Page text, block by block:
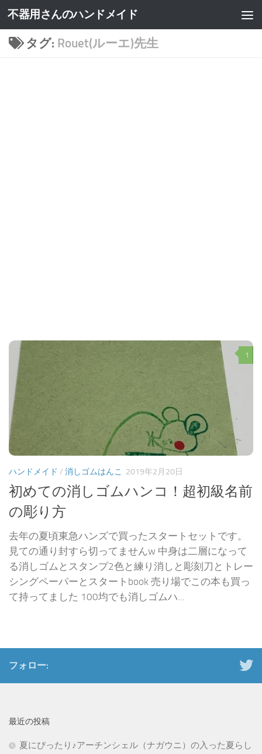
不器用さんのハンドメイド
タグ: Rouet(ルーエ)先生
1
ハンドメイド / 消しゴムはんこ 2019年2月20日
初めての消しゴムハンコ！超初級名前
の彫り方
去年の夏頃東急ハンズで買ったスタートセットです。
見ての通り封すら切ってませんw 中身は二層になって
る消しゴムとスタンプ2色と練り消しと彫刻刀とトレー
シングペーパーとスタートbook 売り場でこの本も買っ
て持ってました 100均でも消しゴムハ...
フォロー:
最近の投稿
夏にぴったり♪アーチンシェル（ナガウニ）の入った夏らし